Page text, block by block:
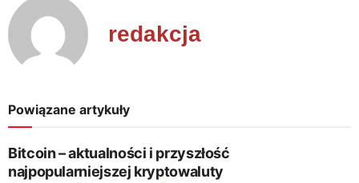
redakcja
Powiązane artykuły
Bitcoin – aktualności i przyszłość
najpopularniejszej kryptowaluty